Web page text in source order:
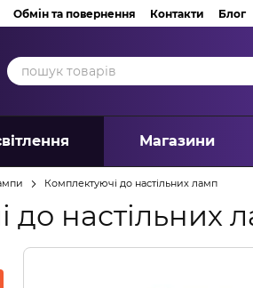
Обмін та повернення Контакти Блог
Магазини
Комплектуючі до настільних ламп
до настільних